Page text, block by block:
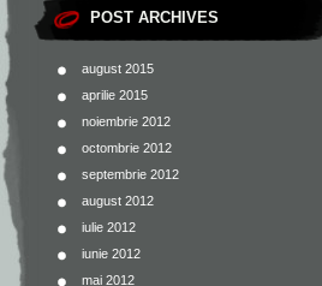
POST ARCHIVES
august 2015
aprilie 2015
noiembrie 2012
octombrie 2012
septembrie 2012
august 2012
iulie 2012
iunie 2012
mai 2012